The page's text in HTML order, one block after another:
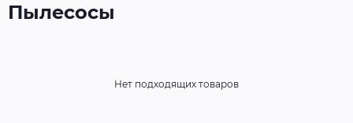
Пылесосы
Нет подходящих товаров